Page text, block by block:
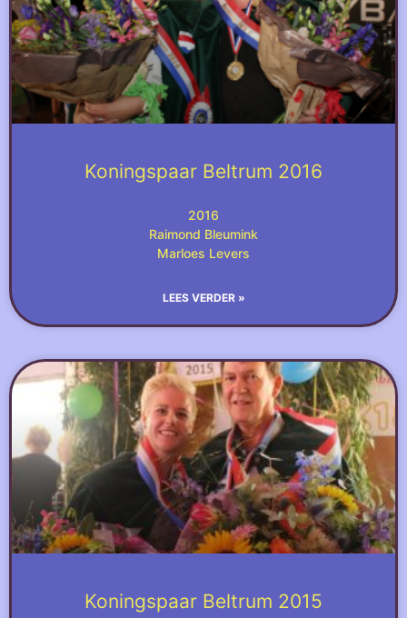
Koningspaar Beltrum 2016
2016
Raimond Bleumink
Marloes Levers
LEES VERDER »
Koningspaar Beltrum 2015